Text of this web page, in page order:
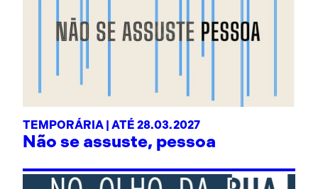
TEMPORÁRIA | ATÉ 28.03.2027
Não se assuste, pessoa